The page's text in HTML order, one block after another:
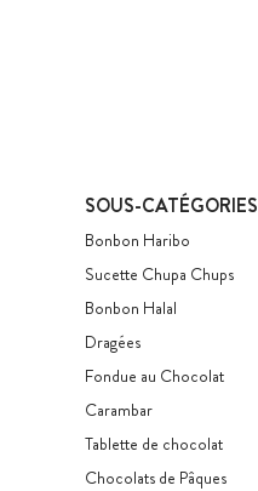
SOUS-CATÉGORIES
Bonbon Haribo
Sucette Chupa Chups
Bonbon Halal
Dragées
Fondue au Chocolat
Carambar
Tablette de chocolat
Chocolats de Pâques